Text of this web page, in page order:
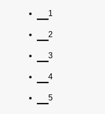
1
2
3
4
5